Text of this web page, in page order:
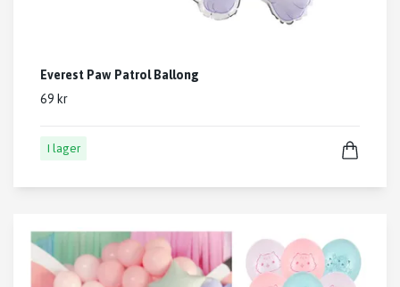
Everest Paw Patrol Ballong
69 kr
I lager